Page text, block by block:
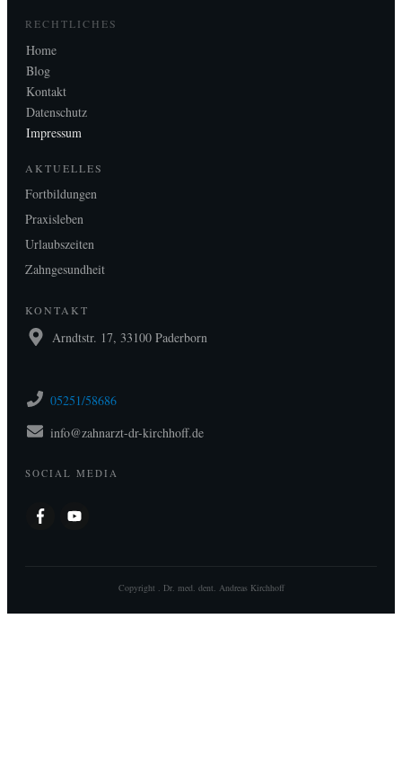
RECHTLICHES
Home
Blog
Kontakt
Datenschutz
Impressum
AKTUELLES
Fortbildungen
Praxisleben
Urlaubszeiten
Zahngesundheit
KONTAKT
Arndtstr. 17, 33100 Paderborn
05251/58686
info@zahnarzt-dr-kirchhoff.de
SOCIAL MEDIA
Copyright . Dr. med. dent. Andreas Kirchhoff